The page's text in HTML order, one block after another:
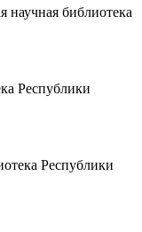
научная библиотека
Республики
Республики